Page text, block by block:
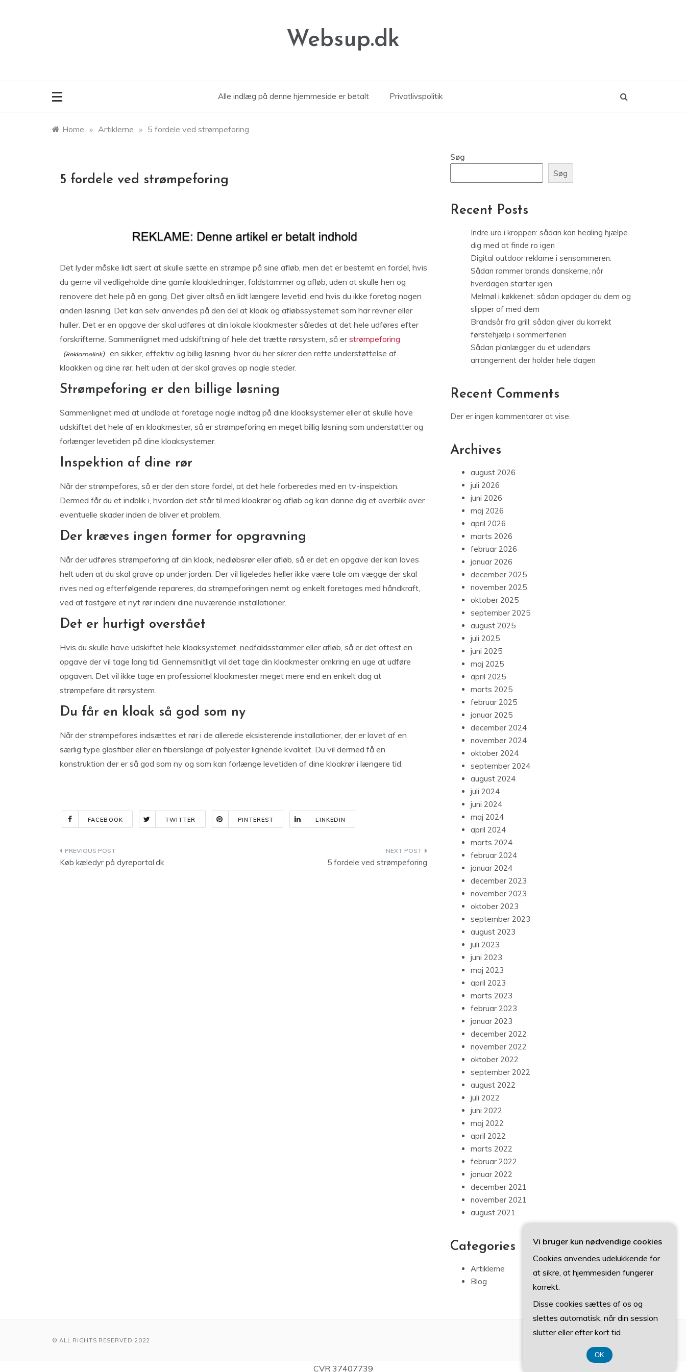
Websup.dk
Alle indlæg på denne hjemmeside er betalt Privatlivspolitik
Home » Artiklerne » 5 fordele ved strømpeforing
5 fordele ved strømpeforing
Det lyder måske lidt sært at skulle sætte en strømpe på sine afløb, men det er bestemt en fordel, hvis
du gerne vil vedligeholde dine gamle kloakledninger, faldstammer og afløb, uden at skulle hen og
renovere det hele på en gang. Det giver altså en lidt længere levetid, end hvis du ikke foretog nogen
anden løsning. Det kan selv anvendes på den del at kloak og afløbssystemet som har revner eller
huller. Det er en opgave der skal udføres at din lokale kloakmester således at det hele udføres efter
forskrifterne. Sammenlignet med udskiftning af hele det trætte rørsystem, så erstrømpeforing
en sikker, effektiv og billig løsning, hvor du her sikrer den rette understøttelse af
kloakken og dine rør, helt uden at der skal graves op nogle steder.
Strømpeforing er den billige løsning
Sammenlignet med at undlade at foretage nogle indtag på dine kloaksystemer eller at skulle have
udskiftet det hele af en kloakmester, så er strømpeforing en meget billig løsning som understøtter og
forlænger levetiden på dine kloaksystemer.
Inspektion af dine rør
Når der strømpefores, så er der den store fordel, at det hele forberedes med en tv-inspektion.
Dermed får du et indblik i, hvordan det står til med kloakrør og afløb og kan danne dig et overblik over
eventuelle skader inden de bliver et problem.
Der kræves ingen former for opgravning
Når der udføres strømpeforing af din kloak, nedløbsrør eller afløb, så er det en opgave der kan laves
helt uden at du skal grave op under jorden. Der vil ligeledes heller ikke være tale om vægge der skal
rives ned og efterfølgende repareres, da strømpeforingen nemt og enkelt foretages med håndkraft,
ved at fastgøre et nyt rør indeni dine nuværende installationer.
Det er hurtigt overstået
Hvis du skulle have udskiftet hele kloaksystemet, nedfaldsstammer eller afløb, så er det oftest en
opgave der vil tage lang tid. Gennemsnitligt vil det tage din kloakmester omkring en uge at udføre
opgaven. Det vil ikke tage en professionel kloakmester meget mere end en enkelt dag at
strømpeføre dit rørsystem.
Du får en kloak så god som ny
Når der strømpefores indsættes et rør i de allerede eksisterende installationer, der er lavet af en
særlig type glasfiber eller en fiberslange af polyester lignende kvalitet. Du vil dermed få en
konstruktion der er så god som ny og som kan forlænge levetiden af dine kloakrør i længere tid.
FACEBOOK TWITTER PINTEREST LINKEDIN
Indlægsnavigation
Køb kæledyr på dyreportal.dk 5 fordele ved strømpeforing
Søg
Søg
Recent Posts
Indre uro i kroppen: sådan kan healing hjælpe
dig med at finde ro igen
Digital outdoor reklame i sensommeren:
Sådan rammer brands danskerne, når
hverdagen starter igen
Melmøl i køkkenet: sådan opdager du dem og
slipper af med dem
Brandsår fra grill: sådan giver du korrekt
førstehjælp i sommerferien
Sådan planlægger du et udendørs
arrangement der holder hele dagen
Recent Comments
Der er ingen kommentarer at vise.
Archives
august 2026
juli 2026
juni 2026
maj 2026
april 2026
marts 2026
februar 2026
januar 2026
december 2025
november 2025
oktober 2025
september 2025
august 2025
juli 2025
juni 2025
maj 2025
april 2025
marts 2025
februar 2025
januar 2025
december 2024
november 2024
oktober 2024
september 2024
august 2024
juli 2024
juni 2024
maj 2024
april 2024
marts 2024
februar 2024
januar 2024
december 2023
november 2023
oktober 2023
september 2023
august 2023
juli 2023
juni 2023
maj 2023
april 2023
marts 2023
februar 2023
januar 2023
december 2022
november 2022
oktober 2022
september 2022
august 2022
juli 2022
juni 2022
maj 2022
april 2022
marts 2022
februar 2022
januar 2022
december 2021
november 2021
august 2021
Categories
Artiklerne
Blog
© ALL RIGHTS RESERVED 2022
CVR 37407739
Vi bruger kun nødvendige cookies
Cookies anvendes udelukkende for
at sikre, at hjemmesiden fungerer
korrekt.
Disse cookies sættes af os og
slettes automatisk, når din session
slutter eller efter kort tid.
OK